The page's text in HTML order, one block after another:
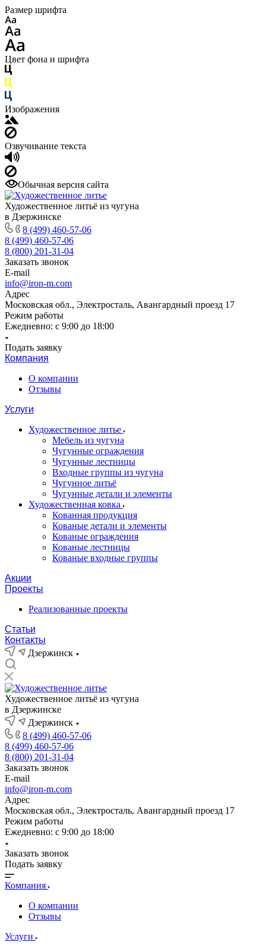
Размер шрифта
Цвет фона и шрифта
Изображения
Озвучивание текста
Обычная версия сайта
Художественное литьё из чугуна
в Дзержинске
8 (499) 460-57-06
8 (499) 460-57-06
8 (800) 201-31-04
Заказать звонок
E-mail
info@iron-m.com
Адрес
Московская обл., Электросталь, Авангардный проезд 17
Режим работы
Ежедневно: с 9:00 до 18:00
Подать заявку
Компания
О компании
Отзывы
Услуги
Художественное литье
Мебель из чугуна
Чугунные ограждения
Чугунные лестницы
Входные группы из чугуна
Чугунное литьё
Чугунные детали и элементы
Художественная ковка
Кованная продукция
Кованые детали и элементы
Кованые ограждения
Кованые лестницы
Кованые входные группы
Акции
Проекты
Реализованные проекты
Статьи
Контакты
Дзержинск
Художественное литьё из чугуна
в Дзержинске
Дзержинск
8 (499) 460-57-06
8 (499) 460-57-06
8 (800) 201-31-04
Заказать звонок
E-mail
info@iron-m.com
Адрес
Московская обл., Электросталь, Авангардный проезд 17
Режим работы
Ежедневно: с 9:00 до 18:00
Заказать звонок
Подать заявку
Компания
О компании
Отзывы
Услуги